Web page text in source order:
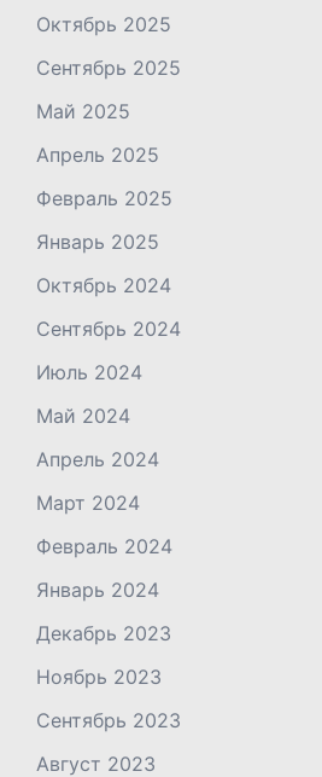
Октябрь 2025
Сентябрь 2025
Май 2025
Апрель 2025
Февраль 2025
Январь 2025
Октябрь 2024
Сентябрь 2024
Июль 2024
Май 2024
Апрель 2024
Март 2024
Февраль 2024
Январь 2024
Декабрь 2023
Ноябрь 2023
Сентябрь 2023
Август 2023